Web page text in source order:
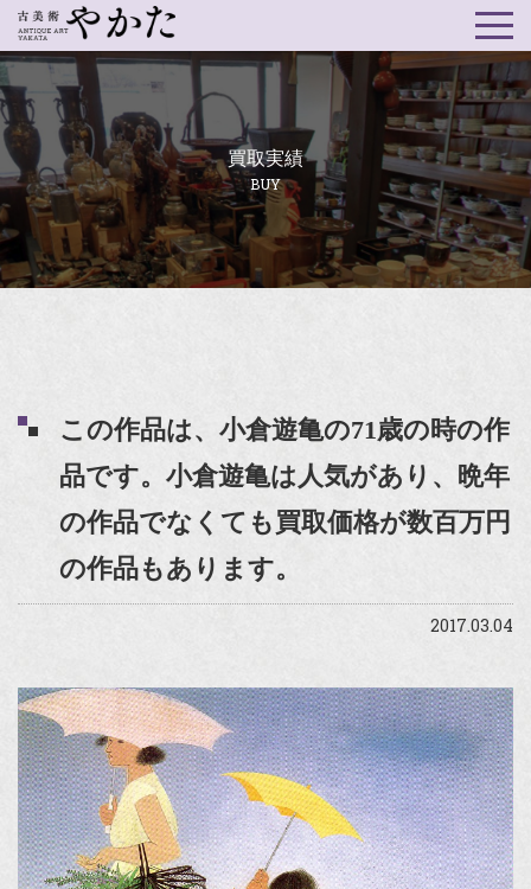
買取実績
BUY
この作品は、小倉遊亀の71歳の時の作
品です。小倉遊亀は人気があり、晩年
の作品でなくても買取価格が数百万円
の作品もあります。
2017.03.04